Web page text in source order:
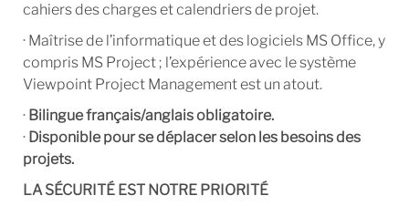
cahiers des charges et calendriers de projet.
· Maîtrise de l’informatique et des logiciels MS Office, y
compris MS Project ; l’expérience avec le système
Viewpoint Project Management est un atout.
· Bilingue français/anglais obligatoire.
· Disponible pour se déplacer selon les besoins des
projets.
LA SÉCURITÉ EST NOTRE PRIORITÉ